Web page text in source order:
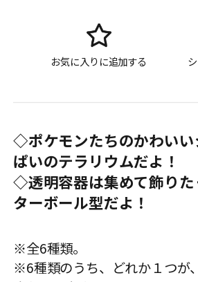
お気に入りに追加する
◇ポケモンたちのかわいい
ぱいのテラリウムだよ！
◇透明容器は集めて飾りた
ターボール型だよ！
※全6種類。
※6種類のうち、どれか１つが